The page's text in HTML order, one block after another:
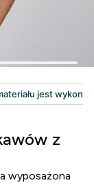
z
wyposażona